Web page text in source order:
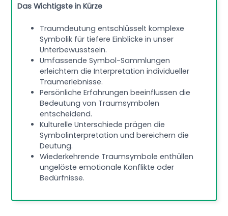
Das Wichtigste in Kürze
Traumdeutung entschlüsselt komplexe
Symbolik für tiefere Einblicke in unser
Unterbewusstsein.
Umfassende Symbol-Sammlungen
erleichtern die Interpretation individueller
Traumerlebnisse.
Persönliche Erfahrungen beeinflussen die
Bedeutung von Traumsymbolen
entscheidend.
Kulturelle Unterschiede prägen die
Symbolinterpretation und bereichern die
Deutung.
Wiederkehrende Traumsymbole enthüllen
ungelöste emotionale Konflikte oder
Bedürfnisse.